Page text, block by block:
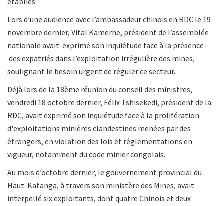
Lors d’une audience avec l’ambassadeur chinois en RDC le 19
novembre dernier, Vital Kamerhe, président de l’assemblée
nationale avait exprimé son inquiétude face à la présence
des expatriés dans l’exploitation irrégulière des mines,
soulignant le besoin urgent de réguler ce secteur.
Déjà lors de la 18ème réunion du conseil des ministres,
vendredi 18 octobre dernier, Félix Tshisekedi, président de la
RDC, avait exprimé son inquiétude face à la prolifération
d'exploitations minières clandestines menées par des
étrangers, en violation des lois et réglementations en
vigueur, notamment du code minier congolais.
Au mois d’octobre dernier, le gouvernement provincial du
Haut-Katanga, à travers son ministère des Mines, avait
interpellé six exploitants, dont quatre Chinois et deux